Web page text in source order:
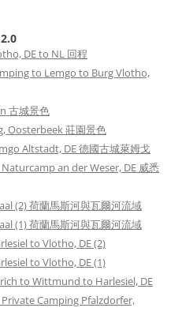
DE to NL 回程
to Lemgo to Burg Vlotho,
古城景色
Oosterbeek 莊園景色
Altstadt, DE 德國古城萊姆戈
an der Weser, DE 威悉
(2) 荷蘭馬斯河與瓦爾河流域
(1) 荷蘭馬斯河與瓦爾河流域
to Vlotho, DE (2)
to Vlotho, DE (1)
to Wittmund to Harlesiel, DE
Camping Pfalzdorfer,